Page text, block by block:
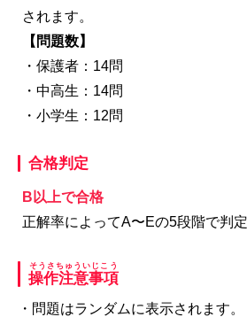
されます。
【問題数】
・保護者：14問
・中高生：14問
・小学生：12問
合格判定
B以上で合格
正解率によってA〜Eの5段階で判定
操作注意事項
そうさちゅういじこう
・問題はランダムに表示されます。